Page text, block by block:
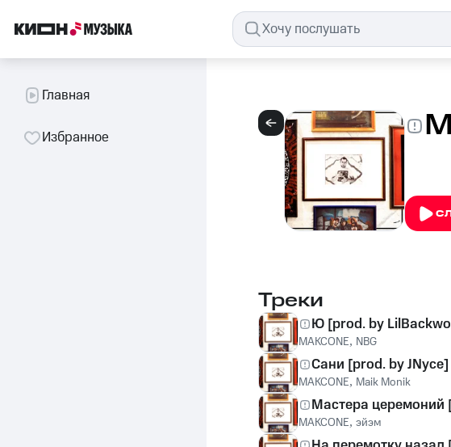
Главная
Избранное
Треки
Ю [prod. by
MAKCONE, NBG
Сани [prod. by JNyce]
MAKCONE, Maik Monik
Мастера церемоний
MAKCONE, эйэм